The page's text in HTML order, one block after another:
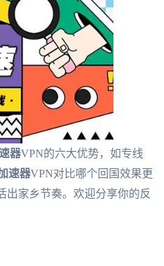
器VPN的六大优势，如专线
速器VPN对比哪个回国效果更
出家乡节奏。欢迎分享你的反